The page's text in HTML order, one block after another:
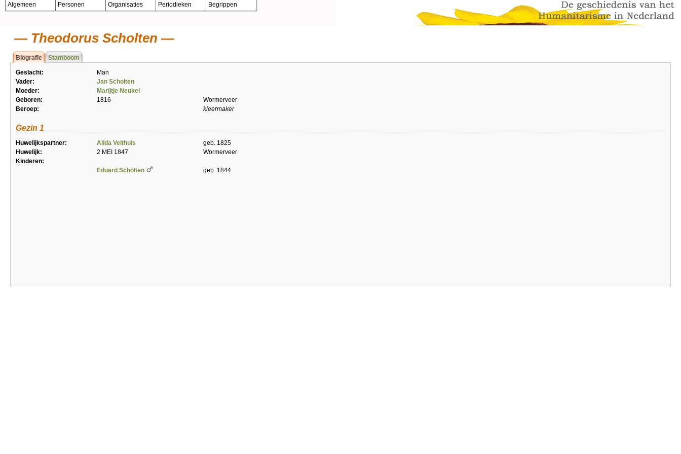
Algemeen Personen Organisaties Periodieken Begrippen
Theodorus Scholten
Biografie Stamboom
Geslacht:
Man
Vader:
Jan Scholten
Moeder:
Marijtje Neukel
Geboren:
1816
Wormerveer
Beroep:
kleermaker
Gezin 1
Huwelijkspartner: Alida Velthuis
geb. 1825
Huwelijk:
2 MEI 1847
Wormerveer
Kinderen:
Eduard Scholten
geb. 1844